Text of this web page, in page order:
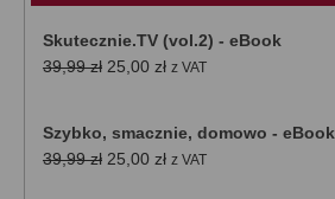
Skutecznie.TV (vol.2) - eBook
39,99zł Pierwotna
39,99 zł.
25,00 złAktualna
25,00 zł.
z VAT
Szybko, smacznie, domowo - eBook
39,99zł Pierwotna
25,00 złAktualna
z VAT